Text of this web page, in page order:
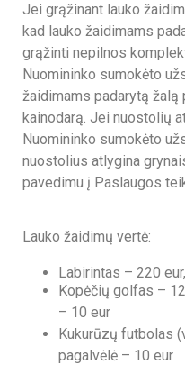
Jei grąžinant lauko
kad lauko žaidimams
grąžinti nepilnos
Nuomininko sumokėto
žaidimams padarytą
kainodarą. Jei nuostolių
Nuomininko sumokėto
nuostolius atlygina
pavedimu į Paslaugos
Lauko žaidimų vertė:
Labirintas – 220
Kopėčių golfas –
– 10 eur
Kukurūzų futbolas
pagalvėlė – 10 eur